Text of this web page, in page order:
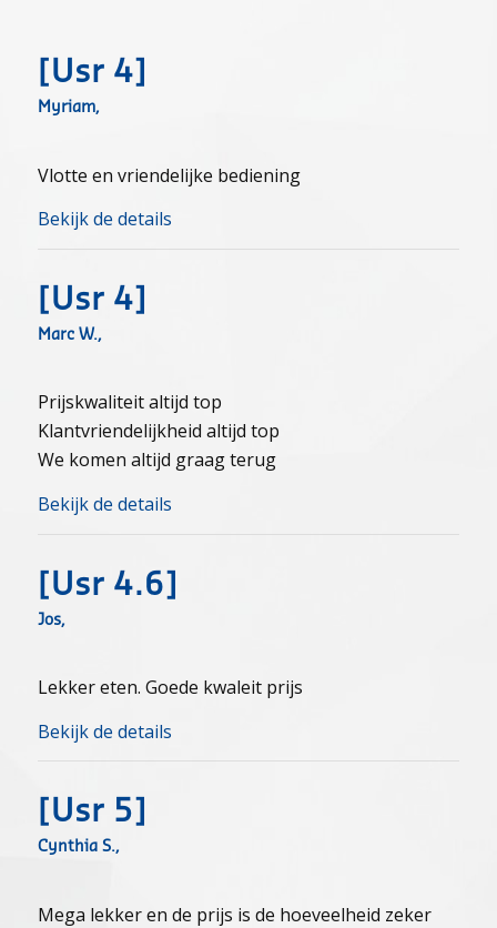
[usr 4]
Myriam,
Vlotte en vriendelijke bediening
Bekijk de details
[usr 4]
Marc W.,
Prijskwaliteit altijd top
Klantvriendelijkheid altijd top
We komen altijd graag terug
Bekijk de details
[usr 4.6]
Jos,
Lekker eten. Goede kwaleit prijs
Bekijk de details
[usr 5]
Cynthia S.,
Mega lekker en de prijs is de hoeveelheid zeker